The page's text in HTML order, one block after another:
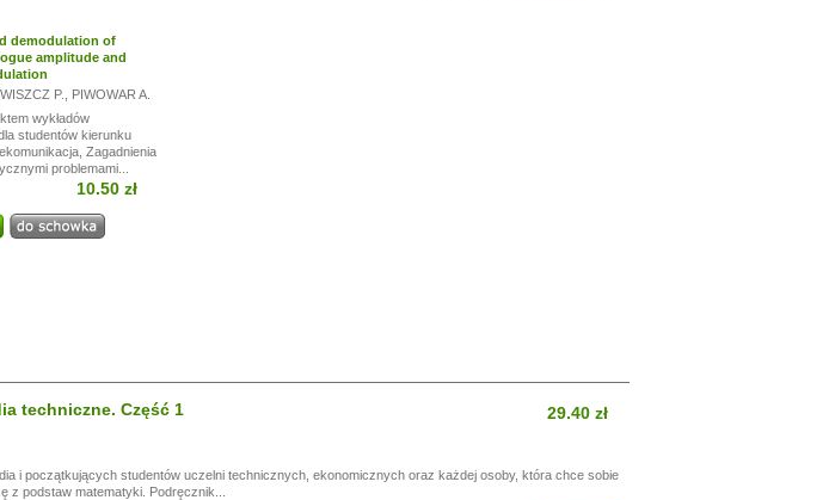
od13.07.
demodulation of
amplitude and
P.
PIWOWAR A.
wykładów
studentów kierunku
Zagadnienia
problemami...
10.50 zł
techniczne. Część 1 29.40 zł
i początkujących studentów uczelni technicznych, ekonomicznych oraz każdej osoby, która chce sobie
z podstaw matematyki. Podręcznik...